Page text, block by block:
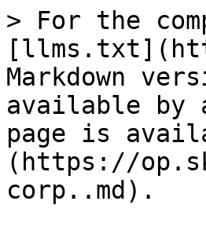
> For the
Markdown
available by
page is
(https://
corp..md).